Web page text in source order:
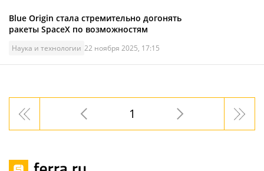
Blue Origin стала стремительно догонять
ракеты SpaceX по возможностям
Наука и технологии 22 ноября 2025, 17:15
1